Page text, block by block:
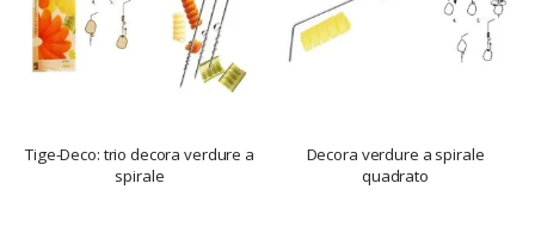
Tige-Deco: trio decora verdure a
spirale
Decora verdure a spirale
quadrato